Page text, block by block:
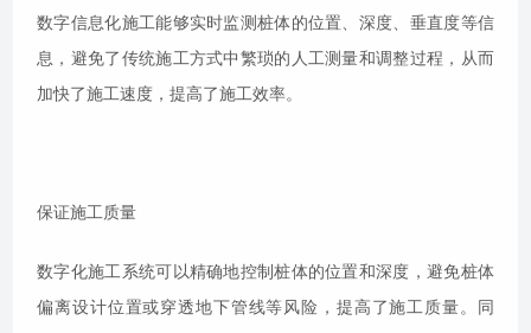
数字信息化施工能够实时监测桩体的位置、深度、垂直度等信
息，避免了传统施工方式中繁琐的人工测量和调整过程，从而
加快了施工速度，提高了施工效率。
保证施工质量
数字化施工系统可以精确地控制桩体的位置和深度，避免桩体
偏离设计位置或穿透地下管线等风险，提高了施工质量。同